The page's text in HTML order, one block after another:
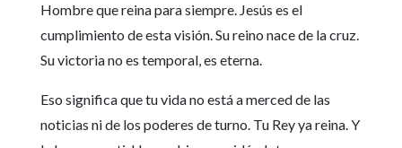
Hombre que reina para siempre. Jesús es el
cumplimiento de esta visión. Su reino nace de la cruz.
Su victoria no es temporal, es eterna.
Eso significa que tu vida no está a merced de las
noticias ni de los poderes de turno. Tu Rey ya reina. Y